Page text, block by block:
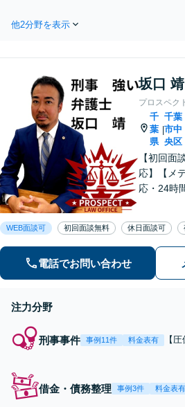
を目指しま
央駅5分】
他2分野を表示
坂口 靖
プロスペク
千
葉
県
|
千葉
市中
央区
【初回面
応】【メ
応・24時
結果へ。
に。明朗
WEB面談可 初回面談無料 休日面談可
電話でお問い合わせ
注力分野
刑事事件 事例11件 料金表有
【
力・
や早
借金・債務整理 事例3件 料金表有